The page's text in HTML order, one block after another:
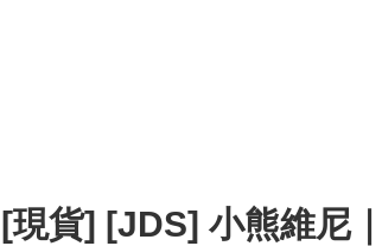
[現貨] [JDS] 小熊維尼